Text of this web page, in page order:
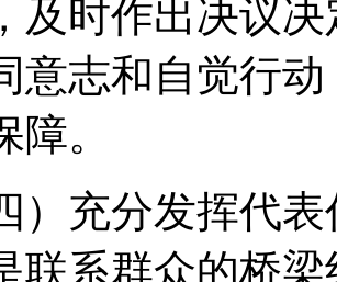
， 及时作出决议决
意志和自觉行动
障。
充分发挥代表
联系群众的桥梁